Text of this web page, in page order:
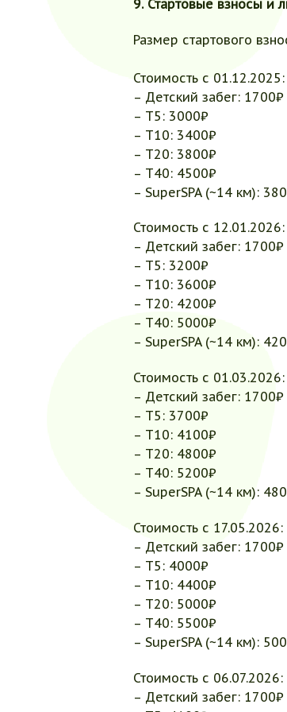
9. Стартовые взносы и
Размер стартового
Стоимость с 01.12.2025:
– Детский забег: 1700₽
– Т5: 3000₽
– Т10: 3400₽
– Т20: 3800₽
– Т40: 4500₽
– SuperSPA (~14 км):
Стоимость с 12.01.2026:
– Детский забег: 1700₽
– Т5: 3200₽
– Т10: 3600₽
– Т20: 4200₽
– Т40: 5000₽
– SuperSPA (~14 км):
Стоимость с 01.03.2026:
– Детский забег: 1700₽
– Т5: 3700₽
– Т10: 4100₽
– Т20: 4800₽
– Т40: 5200₽
– SuperSPA (~14 км):
Стоимость с 17.05.2026:
– Детский забег: 1700₽
– Т5: 4000₽
– Т10: 4400₽
– Т20: 5000₽
– Т40: 5500₽
– SuperSPA (~14 км):
Стоимость с 06.07.2026:
– Детский забег: 1700₽